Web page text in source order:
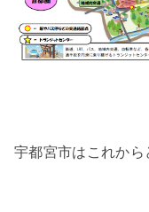
宇都宮市はこれから